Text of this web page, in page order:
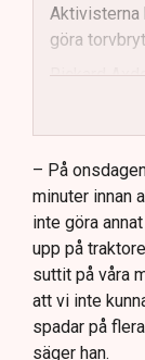
Aktivisterna
göra
Rickard
stort
Frågor
– På
minuter innan
inte göra
upp på
suttit på våra
att vi inte
spadar på
säger han.